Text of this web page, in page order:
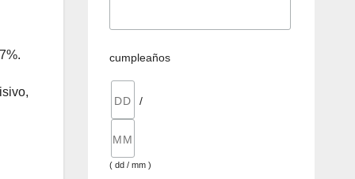
cumpleaños
/
( dd / mm )